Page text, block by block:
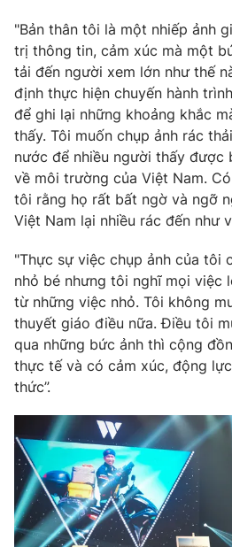
VTV4
VTV9 VTV8
Liên hệ tòa soạn
Theo dõi báo trên
Cơ quan chủ quản:Đài Truyền hình
Cơ quan báo chí:
Giấy phép hoạt động báo in và báo
cấp ngày 29/12/2023
Tổng Biên tập:Vũ Thanh Thủy
Phó Tổng Biên tập:Nguyễn Thị Mỹ
Nguyễn Trọng Ninh
Tổng đài VTV: 024.38 355 931 -
"Bản thân tôi là một nhiếp ảnh
trị thông tin, cảm xúc mà một
tải đến người xem lớn như thế
định thực hiện chuyến hành
để ghi lại những khoảng khắc
thấy. Tôi muốn chụp ảnh rác
nước để nhiều người thấy được
về môi trường của Việt Nam.
tôi rằng họ rất bất ngờ và ngỡ
Việt Nam lại nhiều rác đến như
"Thực sự việc chụp ảnh của tôi
nhỏ bé nhưng tôi nghĩ mọi việc
từ những việc nhỏ. Tôi không
thuyết giáo điều nữa. Điều tôi
qua những bức ảnh thì cộng
thực tế và có cảm xúc, động
thức”.